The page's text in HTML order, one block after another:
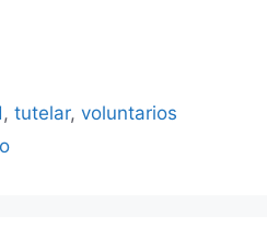
,tutelar,voluntarios